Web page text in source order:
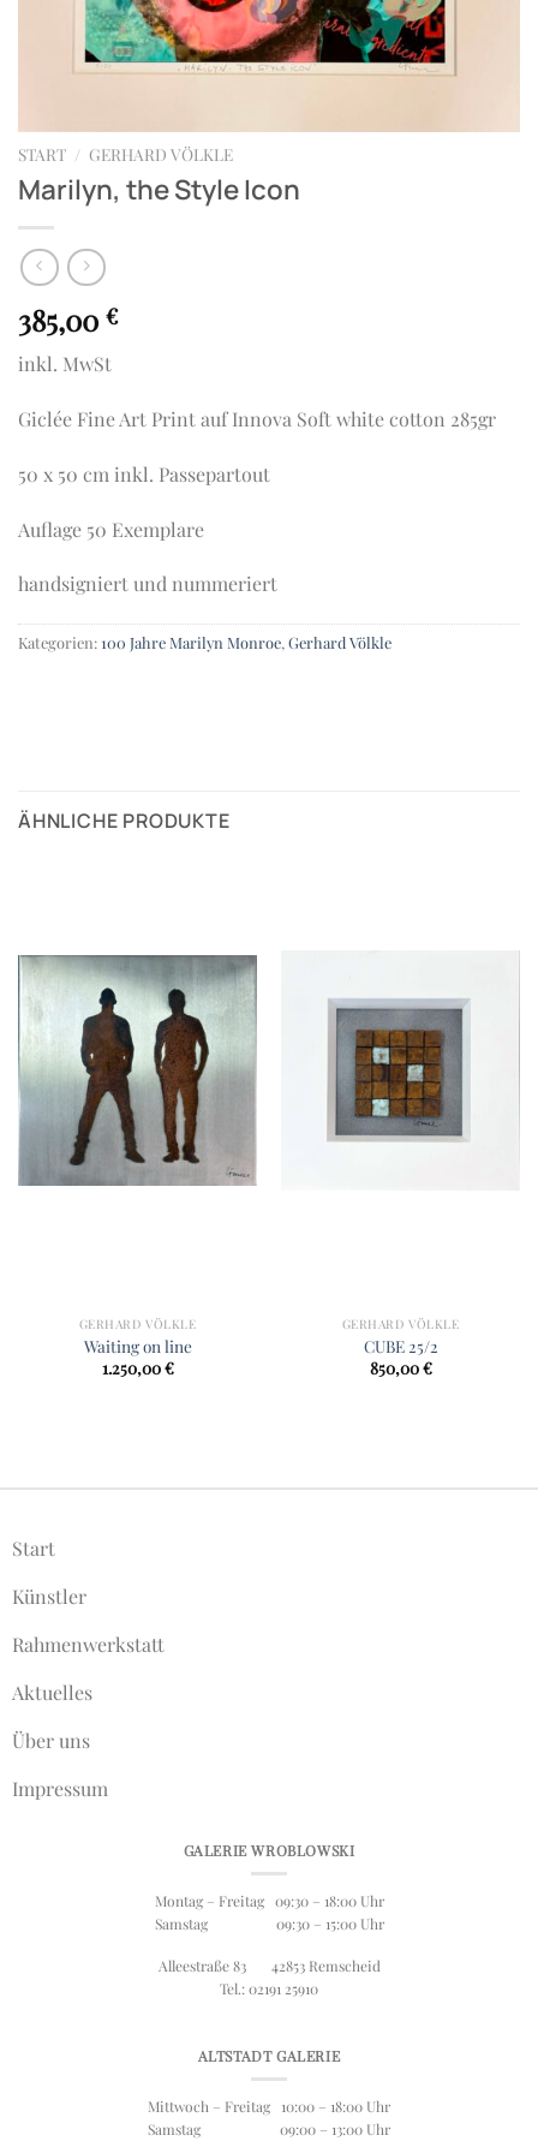
START / GERHARD VÖLKLE
Marilyn, the Style Icon
385,00 €
inkl. MwSt
Giclée Fine Art Print auf Innova Soft white cotton 285gr
50 x 50 cm inkl. Passepartout
Auflage 50 Exemplare
handsigniert und nummeriert
Kategorien: 100 Jahre Marilyn Monroe, Gerhard Völkle
ÄHNLICHE PRODUKTE
GERHARD VÖLKLE
Waiting on line
1.250,00€
GERHARD VÖLKLE
CUBE 25/2
850,00€
Start
Künstler
Rahmenwerkstatt
Aktuelles
Über uns
Impressum
GALERIE WROBLOWSKI
Montag – Freitag 09:30 – 18:00 Uhr
Samstag 09:30 – 15:00 Uhr
Alleestraße 83 42853 Remscheid
Tel.: 02191 25910
ALTSTADT GALERIE
Mittwoch – Freitag 10:00 – 18:00 Uhr
Samstag 09:00 – 13:00 Uhr